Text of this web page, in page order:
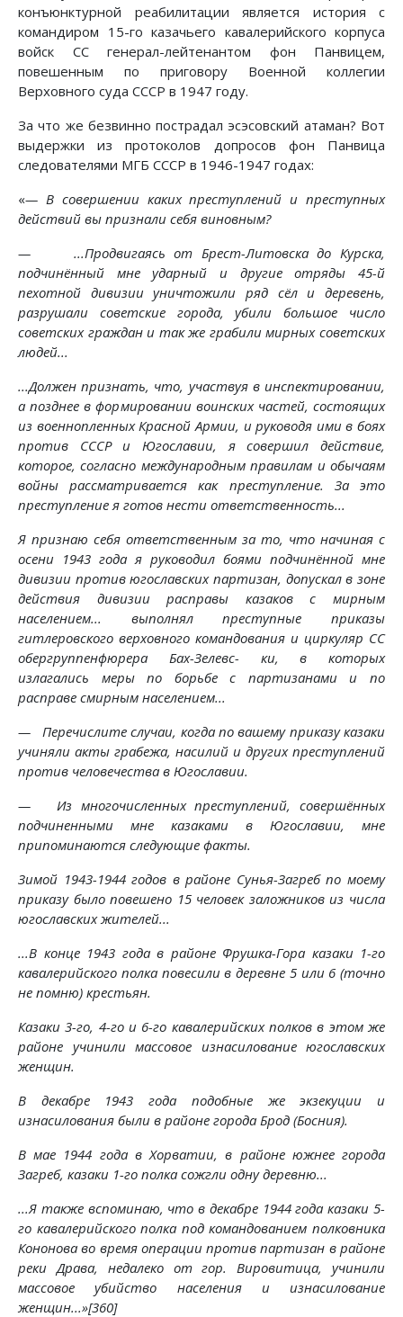
конъюнктурной реабилитации является история с
командиром 15-го казачьего кавалерийского корпуса
войск СС генерал-лейтенантом фон Панвицем,
повешенным по приговору Военной коллегии
Верховного суда СССР в 1947 году.
За что же безвинно пострадал эсэсовский атаман? Вот
выдержки из протоколов допросов фон Панвица
следователями МГБ СССР в 1946-1947 годах:
«— В совершении каких преступлений и преступных
действий вы признали себя виновным?
— ...Продвигаясь от Брест-Литовска до Курска,
подчинённый мне ударный и другие отряды 45-й
пехотной дивизии уничтожили ряд сёл и деревень,
разрушали советские города, убили большое число
советских граждан и так же грабили мирных советских
людей...
...Должен признать, что, участвуя в инспектировании,
а позднее в формировании воинских частей, состоящих
из военнопленных Красной Армии, и руководя ими в боях
против СССР и Югославии, я совершил действие,
которое, согласно международным правилам и обычаям
войны рассматривается как преступление. За это
преступление я готов нести ответственность...
Я признаю себя ответственным за то, что начиная с
осени 1943 года я руководил боями подчинённой мне
дивизии против югославских партизан, допускал в зоне
действия дивизии расправы казаков с мирным
населением... выполнял преступные приказы
гитлеровского верховного командования и циркуляр СС
обергруппенфюрера Бах-Зелевс- ки, в которых
излагались меры по борьбе с партизанами и по
расправе смирным населением...
— Перечислите случаи, когда по вашему приказу казаки
учиняли акты грабежа, насилий и других преступлений
против человечества в Югославии.
— Из многочисленных преступлений, совершённых
подчиненными мне казаками в Югославии, мне
припоминаются следующие факты.
Зимой 1943-1944 годов в районе Сунья-Загреб по моему
приказу было повешено 15 человек заложников из числа
югославских жителей...
...В конце 1943 года в районе Фрушка-Гора казаки 1-го
кавалерийского полка повесили в деревне 5 или 6 (точно
не помню) крестьян.
Казаки 3-го, 4-го и 6-го кавалерийских полков в этом же
районе учинили массовое изнасилование югославских
женщин.
В декабре 1943 года подобные же экзекуции и
изнасилования были в районе города Брод (Босния).
В мае 1944 года в Хорватии, в районе южнее города
Загреб, казаки 1-го полка сожгли одну деревню...
...Я также вспоминаю, что в декабре 1944 года казаки 5-
го кавалерийского полка под командованием полковника
Кононова во время операции против партизан в районе
реки Драва, недалеко от гор. Вировитица, учинили
массовое убийство населения и изнасилование
женщин...»[360]